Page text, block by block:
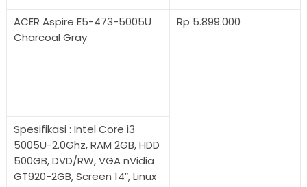
ACER Aspire E5-473-5005U
Charcoal Gray
Rp 5.899.000
Spesifikasi : Intel Core i3
5005U-2.0Ghz, RAM 2GB, HDD
500GB, DVD/RW, VGA nVidia
GT920-2GB, Screen 14″, Linux